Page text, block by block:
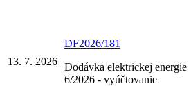
13. 7. 2026
DF2026/181
Dodávka elektrickej energie
6/2026 - vyúčtovanie